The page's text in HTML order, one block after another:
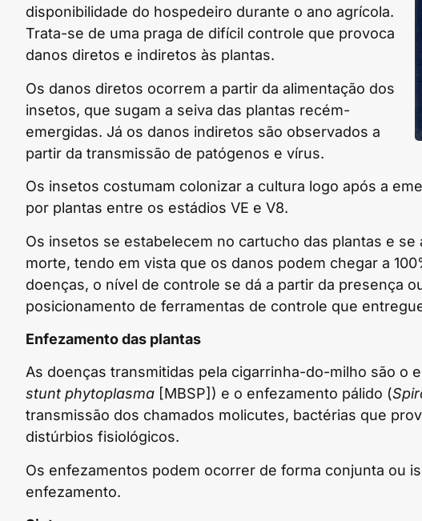
disponibilidade do hospedeiro durante o ano agrícola.
Trata-se de uma praga de difícil controle que provoca
danos diretos e indiretos às plantas.
Os danos diretos ocorrem a partir da alimentação dos
insetos, que sugam a seiva das plantas recém-
emergidas. Já os danos indiretos são observados a
partir da transmissão de patógenos e vírus.
Os insetos costumam colonizar a cultura logo após a
por plantas entre os estádios VE e V8.
Os insetos se estabelecem no cartucho das plantas e
morte, tendo em vista que os danos podem chegar a
doenças, o nível de controle se dá a partir da presença
posicionamento de ferramentas de controle que
Enfezamento das plantas
As doenças transmitidas pela cigarrinha-do-milho são o
stunt phytoplasma [MBSP]) e o enfezamento pálido (
transmissão dos chamados molicutes, bactérias que
distúrbios fisiológicos.
Os enfezamentos podem ocorrer de forma conjunta ou
enfezamento.